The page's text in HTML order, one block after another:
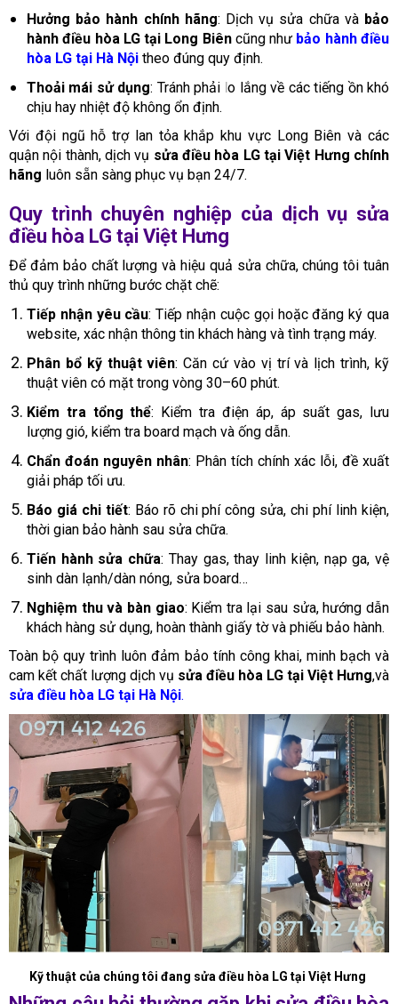
Hưởng bảo hành chính hãng: Dịch vụ sửa chữa và bảo
hành điều hòa LG tại Long Biêncũng như bảo hành điều
hòa LG tại Hà Nội theo đúng quy định.
Thoải mái sử dụng: Tránh phải lo lắng về các tiếng ồn khó
chịu hay nhiệt độ không ổn định.
Với đội ngũ hỗ trợ lan tỏa khắp khu vực Long Biên và các
quận nội thành, dịch vụ sửa điều hòa LG tại Việt Hưng chính
hãng luôn sẵn sàng phục vụ bạn 24/7.
Quy trình chuyên nghiệp của dịch vụ sửa
điều hòa LG tại Việt Hưng
Để đảm bảo chất lượng và hiệu quả sửa chữa, chúng tôi tuân
thủ quy trình những bước chặt chẽ:
Tiếp nhận yêu cầu: Tiếp nhận cuộc gọi hoặc đăng ký qua
website, xác nhận thông tin khách hàng và tình trạng máy.
Phân bổ kỹ thuật viên: Căn cứ vào vị trí và lịch trình, kỹ
thuật viên có mặt trong vòng 30–60 phút.
Kiểm tra tổng thể: Kiểm tra điện áp, áp suất gas, lưu
lượng gió, kiểm tra board mạch và ống dẫn.
Chẩn đoán nguyên nhân: Phân tích chính xác lỗi, đề xuất
giải pháp tối ưu.
Báo giá chi tiết: Báo rõ chi phí công sửa, chi phí linh kiện,
thời gian bảo hành sau sửa chữa.
Tiến hành sửa chữa: Thay gas, thay linh kiện, nạp ga, vệ
sinh dàn lạnh/dàn nóng, sửa board…
Nghiệm thu và bàn giao: Kiểm tra lại sau sửa, hướng dẫn
khách hàng sử dụng, hoàn thành giấy tờ và phiếu bảo hành.
Toàn bộ quy trình luôn đảm bảo tính công khai, minh bạch và
cam kết chất lượng dịch vụ sửa điều hòa LG tại Việt Hưng,và
sửa điều hòa LG tại Hà Nội.
Kỹ thuật của chúng tôi đang sửa điều hòa LG tại Việt Hưng